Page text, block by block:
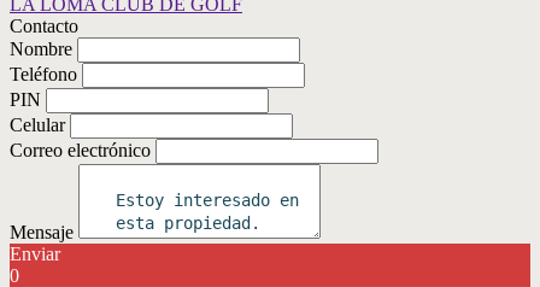
Contacto
Nombre
Teléfono
PIN
Celular
Correo electrónico
Mensaje
Enviar
0